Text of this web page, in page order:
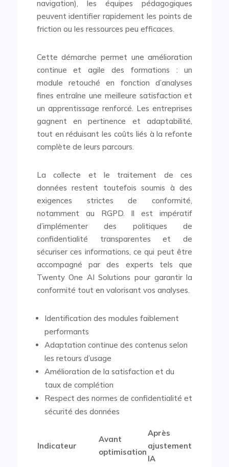
navigation), les équipes pédagogiques
peuvent identifier rapidement les points de
friction ou les ressources peu efficaces.
Cette démarche permet une amélioration
continue et agile des formations : un
module retouché en fonction d’analyses
fines entraîne une meilleure satisfaction et
un apprentissage renforcé. Les entreprises
gagnent en pertinence et adaptabilité,
tout en réduisant les coûts liés à la refonte
complète de leurs parcours.
La collecte et le traitement de ces
données restent toutefois soumis à des
exigences strictes de conformité,
notamment au RGPD. Il est impératif
d’implémenter des politiques de
confidentialité transparentes et de
sécuriser ces informations, ce qui peut être
accompagné par des experts tels que
Twenty One AI Solutions pour garantir la
conformité tout en valorisant vos analyses.
Identification des modules faiblement
performants
Adaptation continue des contenus selon
les retours d’usage
Amélioration de la satisfaction et du
taux de complétion
Respect des normes de confidentialité et
sécurité des données
Indicateur
Avant
optimisation
Après
ajustement
IA